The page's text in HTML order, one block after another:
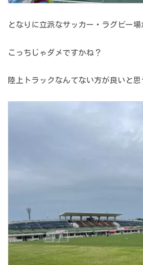
となりに立派なサッカー・ラグビー
こっちじゃダメですかね？
陸上トラックなんてない方が良いと思